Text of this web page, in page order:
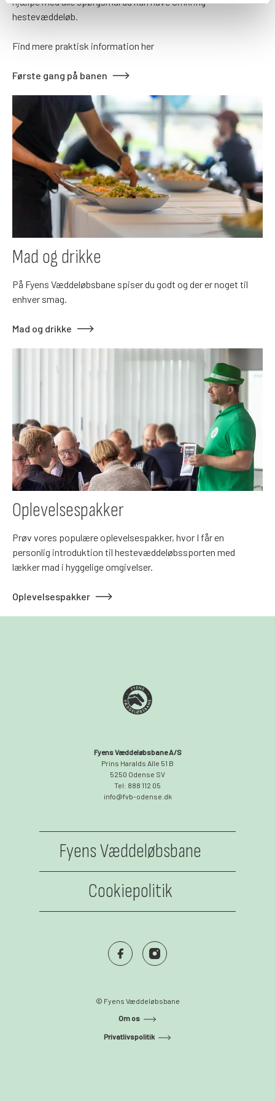
hestevæddeløb.
Find mere praktisk information her
Første gang på banen
Mad og drikke
På Fyens Væddeløbsbane spiser du godt og der er noget til
enhver smag.
Mad og drikke
Oplevelsespakker
Prøv vores populære oplevelsespakker, hvor I får en
personlig introduktion til hestevæddeløbssporten med
lækker mad i hyggelige omgivelser.
Oplevelsespakker
Fyens Væddeløbsbane A/S
Prins Haralds Alle 51 B
5250 Odense SV
Tel: 888 112 05
info@fvb-odense.dk
Fyens Væddeløbsbane
Cookiepolitik
Fyens Facebook
Instagram
© Fyens Væddeløbsbane
Om os
Privatlivspolitik